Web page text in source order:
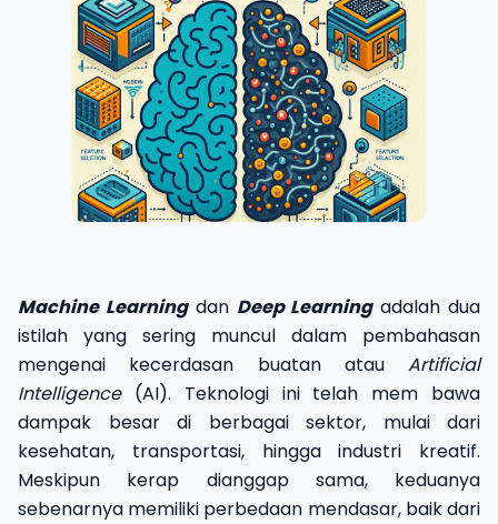
Machine Learningdan Deep Learningadalah dua
istilah yang sering muncul dalam pembahasan
mengenai kecerdasan buatan atau Artificial
Intelligence(AI). Teknologi ini telah mem bawa
dampak besar di berbagai sektor, mulai dari
kesehatan, transportasi, hingga industri kreatif.
Meskipun kerap dianggap sama, keduanya
sebenarnya memiliki perbedaan mendasar, baik dari